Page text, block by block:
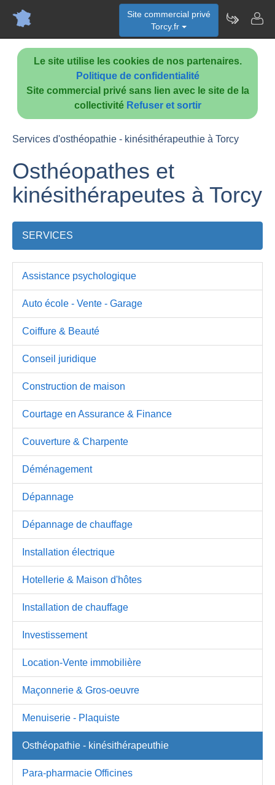
Le site utilise les cookies de nos partenaires.
Politique de confidentialité
Site commercial privé sans lien avec le site de la
collectivité Refuser et sortir
Site commercial privé
Torcy.fr
Services d'osthéopathie - kinésithérapeuthie à Torcy
Osthéopathes et
kinésithérapeutes à Torcy
SERVICES
Assistance psychologique
Auto école - Vente - Garage
Coiffure & Beauté
Conseil juridique
Construction de maison
Courtage en Assurance & Finance
Couverture & Charpente
Déménagement
Dépannage
Dépannage de chauffage
Installation électrique
Hotellerie & Maison d'hôtes
Installation de chauffage
Investissement
Location-Vente immobilière
Maçonnerie & Gros-oeuvre
Menuiserie - Plaquiste
Osthéopathie - kinésithérapeuthie
Para-pharmacie Officines